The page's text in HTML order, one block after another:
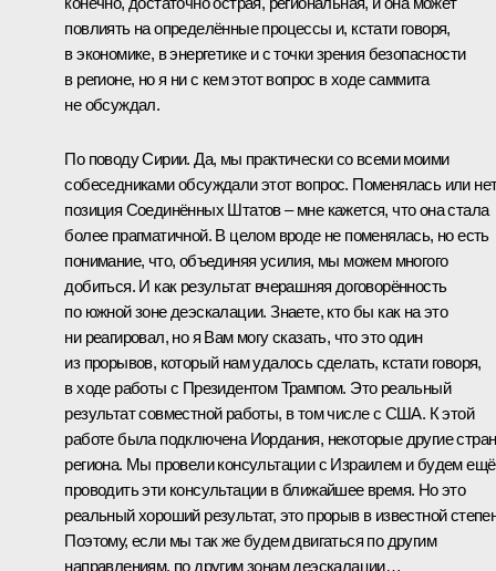
повлиять на определённые процессы и, кстати говоря,
в экономике, в энергетике и с точки зрения безопасности
в регионе, но я ни с кем этот вопрос в ходе саммита
не обсуждал.
По поводу Сирии. Да, мы практически со всеми моими
собеседниками обсуждали этот вопрос. Поменялась или
позиция Соединённых Штатов – мне кажется, что она стала
более прагматичной. В целом вроде не поменялась, но есть
понимание, что, объединяя усилия, мы можем многого
добиться. И как результат вчерашняя договорённость
по южной зоне деэскалации. Знаете, кто бы как на это
ни реагировал, но я Вам могу сказать, что это один
из прорывов, который нам удалось сделать, кстати говоря,
в ходе работы с Президентом Трампом. Это реальный
результат совместной работы, в том числе с США. К этой
работе была подключена Иордания, некоторые другие
региона. Мы провели консультации с Израилем и будем ещё
проводить эти консультации в ближайшее время. Но это
реальный хороший результат, это прорыв в известной
Поэтому, если мы так же будем двигаться по другим
направлениям, по другим зонам деэскалации…